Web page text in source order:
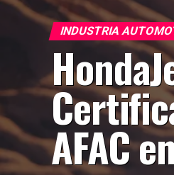
INDUSTRIA
AFAC